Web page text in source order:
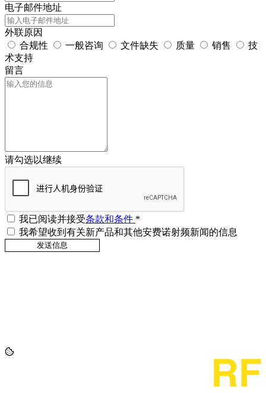
电子邮件地址
外联原因
合规性
一般咨询 文件缺失 质量 销售
技
术支持
留言
请勾选以继续
我已阅读并接受条款和条件 *
我希望收到有关新产品和其他安费诺射频新闻的信息